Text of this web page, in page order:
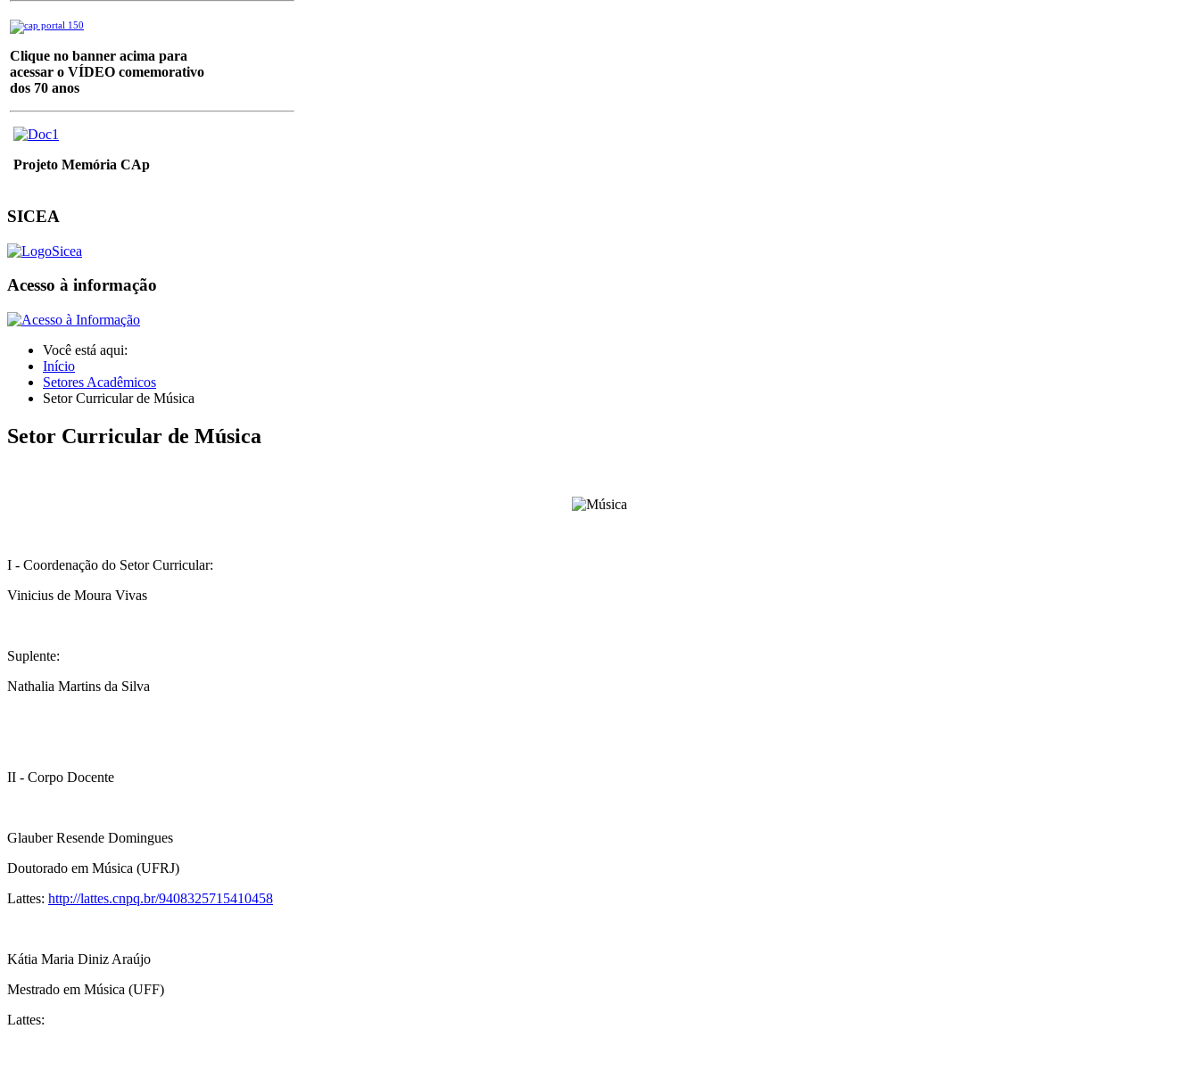
Clique no banner acima para
acessar o VÍDEO comemorativo
dos 70 anos
Projeto Memória CAp
SICEA
Acesso à informação
Você está aqui:
Início
Setores Acadêmicos
Setor Curricular de Música
Setor Curricular de Música
I - Coordenação do Setor Curricular:
Vinicius de Moura Vivas
Suplente:
Nathalia Martins da Silva
II - Corpo Docente
Glauber Resende Domingues
Doutorado em Música (UFRJ)
Lattes: http://lattes.cnpq.br/9408325715410458
Kátia Maria Diniz Araújo
Mestrado em Música (UFF)
Lattes: